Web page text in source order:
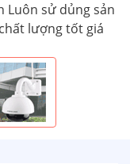
Luôn sử dủng sản
lượng tốt giá